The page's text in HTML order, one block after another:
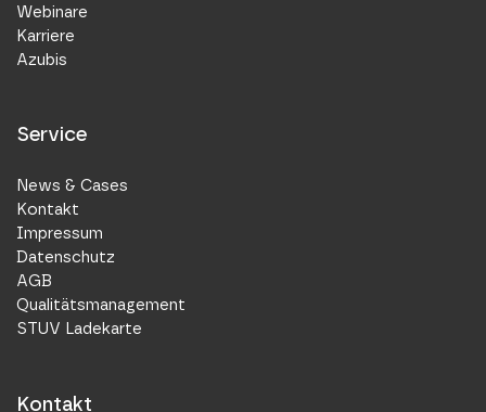
Webinare
Karriere
Azubis
Service
News & Cases
Kontakt
Impressum
Datenschutz
AGB
Qualitätsmanagement
STUV Ladekarte
Kontakt